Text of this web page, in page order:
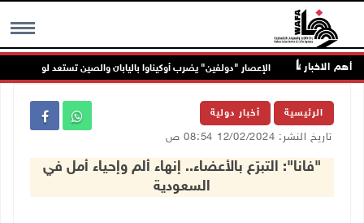
MENU أهم الاخبارالإعصار "دولفين" يضرب أوكيناوا باليابان والصين تستعد لوصوله
الرئيسية أخبار دولية
تاريخ النشر: 12/02/2024 08:54 ص
"فانا": التبرّع بالأعضاء.. إنهاء ألم وإحياء أمل في
السعودية